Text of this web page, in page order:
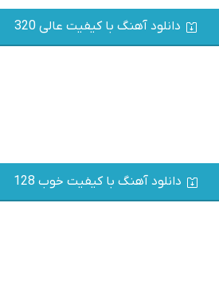
دانلود آهنگ با کیفیت عالی 320
دانلود آهنگ با کیفیت خوب 128